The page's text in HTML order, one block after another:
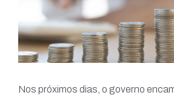
Nos próximos dias, o governo